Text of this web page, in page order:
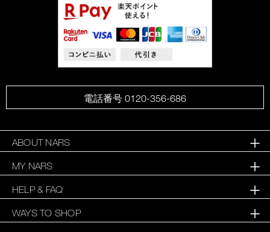
電話番号 0120-356-686
ABOUT NARS
MY NARS
HELP & FAQ
WAYS TO SHOP